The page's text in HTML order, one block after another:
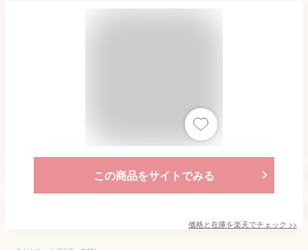
この商品をサイトでみる
価格と在庫を楽天でチェック >>